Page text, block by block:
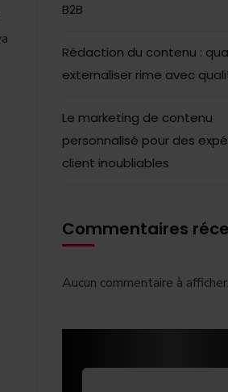
B2B
Rédaction du contenu :
externaliser rime avec
Le marketing de contenu
personnalisé pour des
client inoubliables
Commentaires
Aucun commentaire à afficher.